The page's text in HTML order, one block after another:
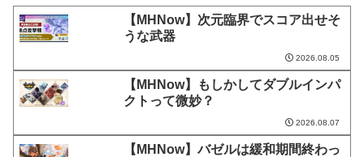
【MHNow】次元臨界でスコア出せそ
うな武器
2026.08.05
【MHNow】もしかしてダブルインパ
クトって微妙？
2026.08.07
【MHNow】バゼルは緩和期間終わっ